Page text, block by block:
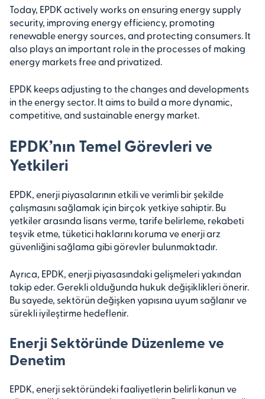
Today, EPDK actively works on ensuring energy supply
security, improving energy efficiency, promoting
renewable energy sources, and protecting consumers. It
also plays an important role in the processes of making
energy markets free and privatized.
EPDK keeps adjusting to the changes and developments
in the energy sector. It aims to build a more dynamic,
competitive, and sustainable energy market.
EPDK’nın Temel Görevleri ve
Yetkileri
EPDK, enerji piyasalarının etkili ve verimli bir şekilde
çalışmasını sağlamak için birçok yetkiye sahiptir. Bu
yetkiler arasında lisans verme, tarife belirleme, rekabeti
teşvik etme, tüketici haklarını koruma ve enerji arz
güvenliğini sağlama gibi görevler bulunmaktadır.
Ayrıca, EPDK, enerji piyasasındaki gelişmeleri yakından
takip eder. Gerekli olduğunda hukuk değişiklikleri önerir.
Bu sayede, sektörün değişken yapısına uyum sağlanır ve
sürekli iyileştirme hedeflenir.
Enerji Sektöründe Düzenleme ve
Denetim
EPDK, enerji sektöründeki faaliyetlerin belirli kanun ve